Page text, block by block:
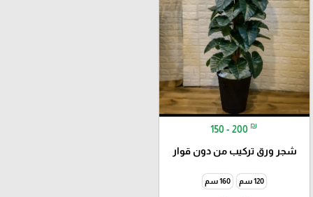
150 - 200 ₪
شجر ورق تركيب من دون قوار
120 سم 160 سم